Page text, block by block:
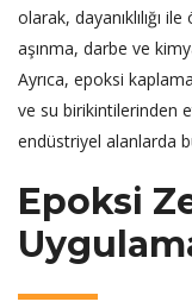
olarak, dayanıklılığı
aşınma, darbe ve
Ayrıca, epoksi
ve su birikintilerinden
endüstriyel alanlarda
Epoksi